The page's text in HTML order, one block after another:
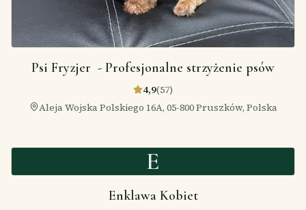
Psi Fryzjer ️ - Profesjonalne strzyżenie psów
4,9(57)
Aleja Wojska Polskiego 16A, 05-800 Pruszków, Polska
E
Enklawa Kobiet